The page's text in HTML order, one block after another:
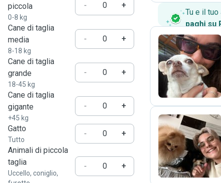
piccola
0-8 kg
- +
Cane di taglia
media
8-18 kg
- +
Cane di taglia
grande
18-45 kg
- +
Cane di taglia
gigante
+45 kg
- +
Gatto
Tutto
-
+
Animali di piccola
taglia
Uccello, coniglio,
- +
Tu e il
paghi su
G
R